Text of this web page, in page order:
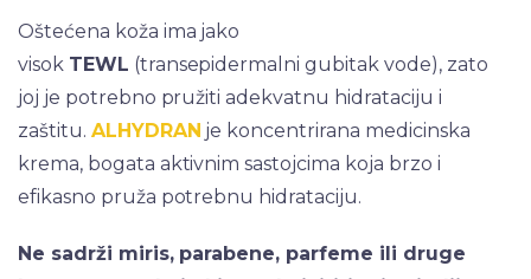
Oštećena koža ima jako
visok TEWL (transepidermalni gubitak vode), zato
joj je potrebno pružiti adekvatnu hidrataciju i
zaštitu. ALHYDRAN je koncentrirana medicinska
krema, bogata aktivnim sastojcima koja brzo i
efikasno pruža potrebnu hidrataciju.
Ne sadrži miris, parabene, parfeme ili druge